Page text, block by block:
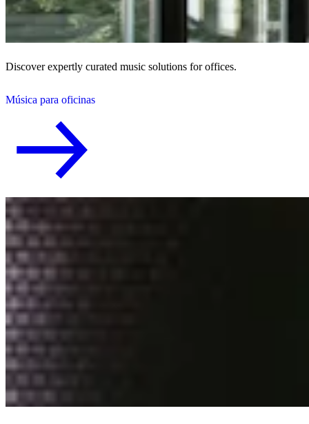
Discover expertly curated music solutions for offices.
Música para oficinas